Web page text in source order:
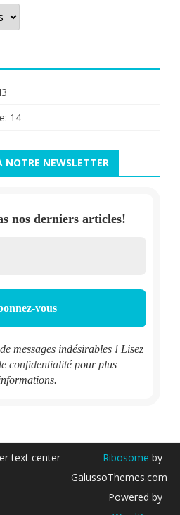
14
NOTRE NEWSLETTER
nos derniers articles!
messages indésirables ! Lisez
confidentialitépour plus
text center Ribosome by
GalussoThemes.com
Powered by